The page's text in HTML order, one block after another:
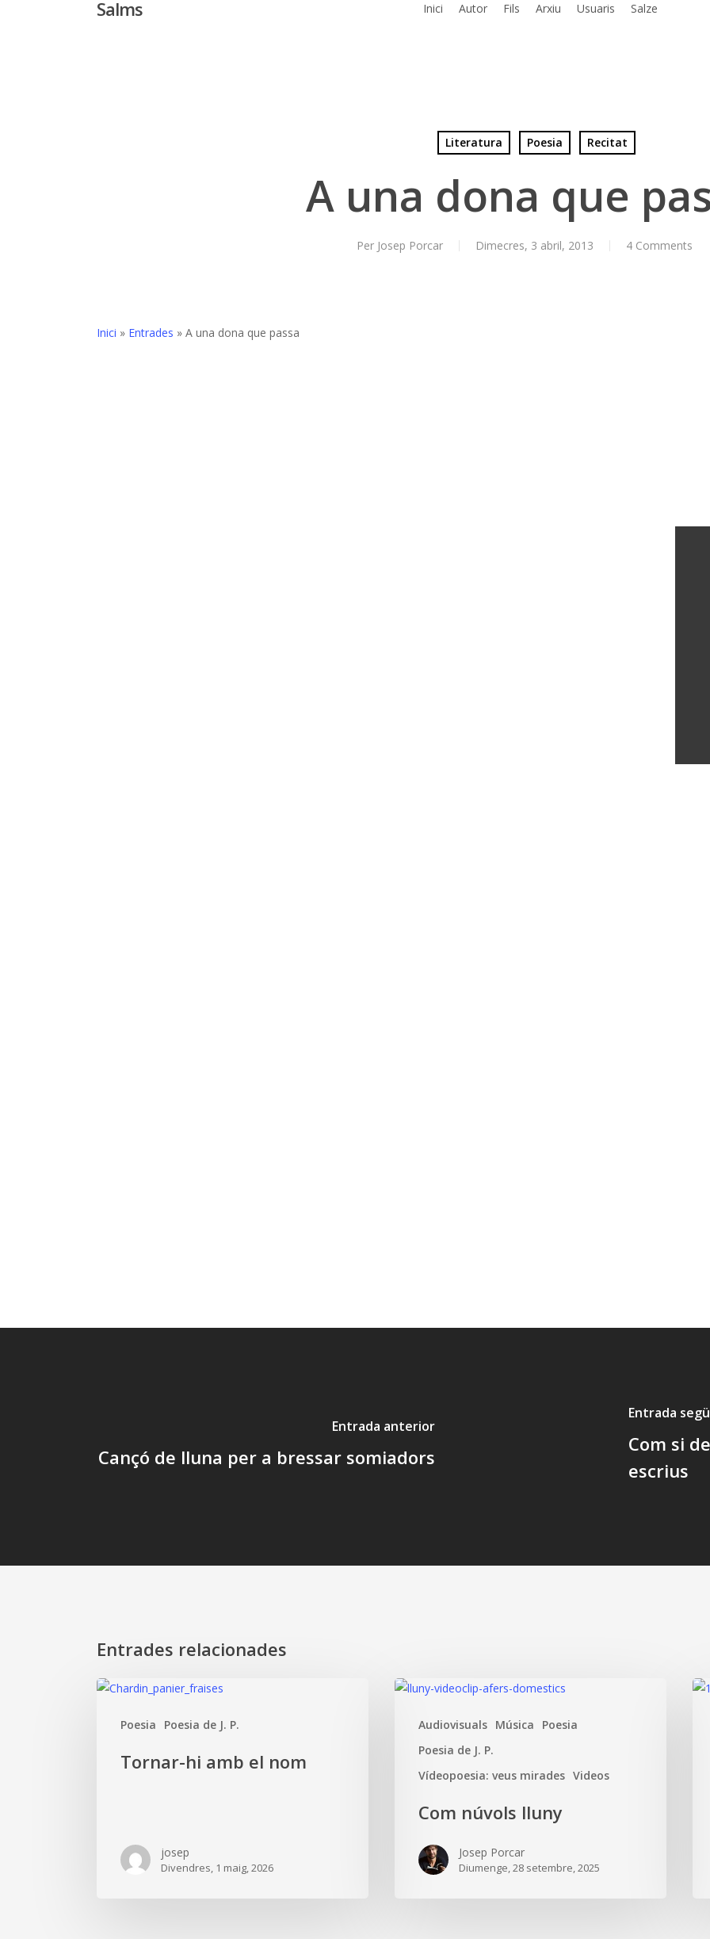
Salms Inici Autor Fils Arxiu Usuaris Salze
Literatura Poesia Recitat
A una dona que
Per Josep Porcar Dimecres, 3 abril, 2013 4 Comments
Inici » Entrades » A una dona que passa
Entrada anterior
Cançó de lluna per a bressar somiadors
Entrada
Com si
escrius
Entrades relacionades
Poesia Poesia de J. P.
Tornar-
Tornar-hi amb el nom
josep
Divendres, 1 maig, 2026
Audiovisuals Música
Poesia
Poesia de J. P.
Vídeopoesia: veus mirades Videos
Com
Com núvols lluny
Josep Porcar
Diumenge, 28 setembre, 2025